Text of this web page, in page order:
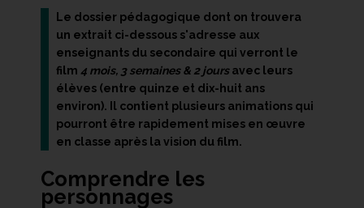
Le dossier pédagogique dont on trouvera
un extrait ci-dessous s'adresse aux
enseignants du secondaire qui verront le
film 4 mois, 3 semaines & 2 joursavec leurs
élèves (entre quinze et dix-huit ans
environ). Il contient plusieurs animations qui
pourront être rapidement mises en œuvre
en classe après la vision du film.
Comprendre les
personnages